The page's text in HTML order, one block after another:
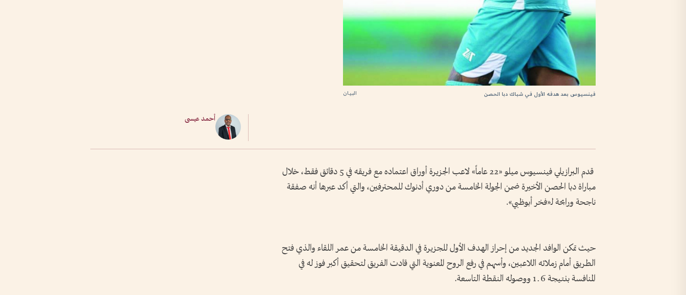
البيان فينسيوس بعد هدفه الأول في شباك دبا الحصن
أحمد عيسى
قدم البرازيلي فينسيوس ميلو «22 عاماً» لاعب الجزيرة أوراق اعتماده مع فريقه في 5 دقائق فقط، خلال
مباراة دبا الحصن الأخيرة ضمن الجولة الخامسة من دوري أدنوك للمحترفين، والتي أكد عبرها أنه صفقة
ناجحة ورابحة لـ«فخر أبوظبي».
حيث تمكن الوافد الجديد من إحراز الهدف الأول للجزيرة في الدقيقة الخامسة من عمر اللقاء والذي فتح
الطريق أمام زملائه اللاعبين، وأسهم في رفع الروح المعنوية التي قادت الفريق لتحقيق أكبر فوز له في
المنافسة بنتيجة 6 ـ 1 ووصوله النقطة التاسعة.